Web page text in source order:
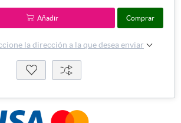
Añadir Comprar
la dirección a la que desea enviar